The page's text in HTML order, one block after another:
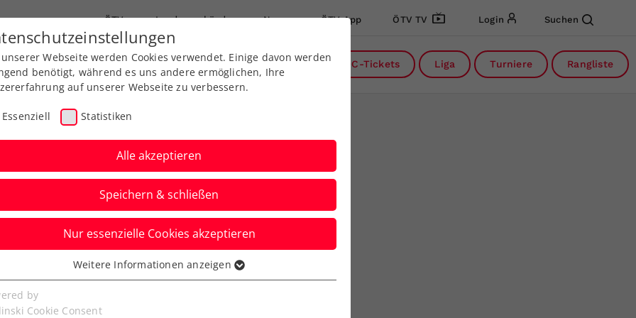
ÖTV Landesverbände News ÖTV App ÖTV TV Login Suchen
Ausbildung Services Über uns FAQ DC-Tickets Liga Turniere Rangliste
Linz: Kraus
dabei zu sein“
Webseite werden Cookies verwendet. Einige davon werden
benötigt, während es uns andere ermöglichen, Ihre
auf unserer Webseite zu verbessern.
Essenziell Statistiken
Alle akzeptieren
Speichern & schließen
Nur essenzielle Cookies akzeptieren
Cookies werden für grundlegende Funktionen der
benötigt. Dadurch ist gewährleistet, dass die Webseite
Weitere Informationen anzeigen
by
Cookie Consent